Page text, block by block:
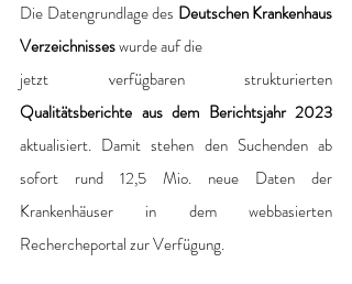
Die Datengrundlage des Deutschen Krankenhaus
Verzeichnisses wurde auf die
jetzt verfügbaren strukturierten
aktualisiert. Damit stehen den Suchenden ab
sofort rund 12,5 Mio. neue Daten der
Krankenhäuser in dem webbasierten
Rechercheportal zur Verfügung.